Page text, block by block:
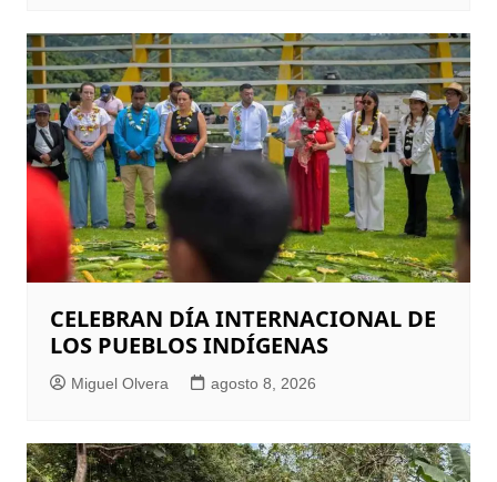
CELEBRAN DÍA INTERNACIONAL DE
LOS PUEBLOS INDÍGENAS
Miguel Olvera agosto 8, 2026